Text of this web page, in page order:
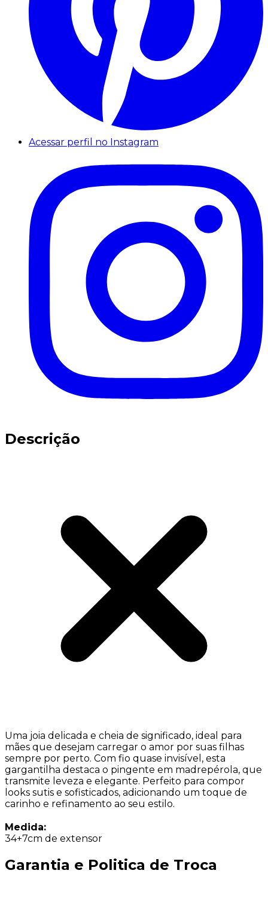
Acessar perfil no Instagram
Descrição
Uma joia delicada e cheia de significado, ideal para
mães que desejam carregar o amor por suas filhas
sempre por perto. Com fio quase invisível, esta
gargantilha destaca o pingente em madrepérola, que
transmite leveza e elegante. Perfeito para compor
looks sutis e sofisticados, adicionando um toque de
carinho e refinamento ao seu estilo.
Medida:
34+7cm de extensor
Garantia e Politica de Troca